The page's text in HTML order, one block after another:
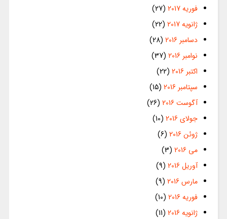
فوریه 2017
(27)
ژانویه 2017
(22)
دسامبر 2016
(28)
نوامبر 2016
(37)
اکتبر 2016
(22)
سپتامبر 2016
(15)
آگوست 2016
(26)
جولای 2016
(10)
ژوئن 2016
(6)
می 2016
(3)
آوریل 2016
(9)
مارس 2016
(9)
فوریه 2016
(10)
ژانویه 2016
(11)